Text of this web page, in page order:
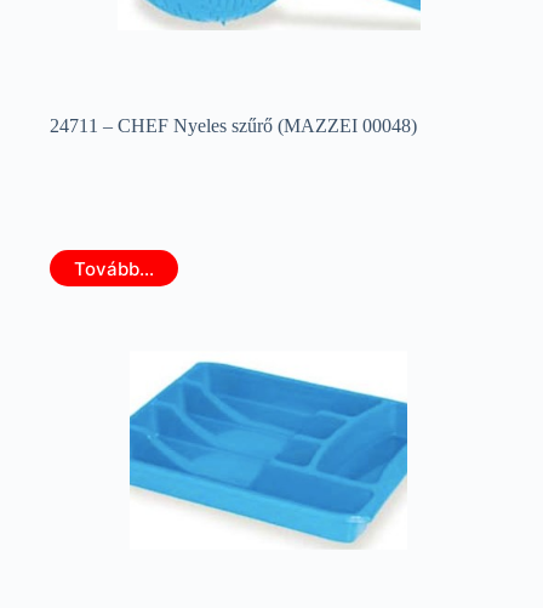
24711 – CHEF Nyeles szűrő (MAZZEI 00048)
Tovább...